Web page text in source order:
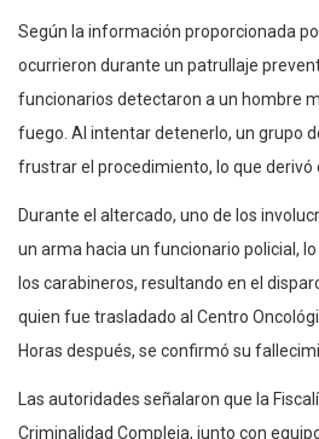
Según la información proporcionada
ocurrieron durante un patrullaje
funcionarios detectaron a un hombre
fuego. Al intentar detenerlo, un grupo
frustrar el procedimiento, lo que derivó
Durante el altercado, uno de los
un arma hacia un funcionario policial,
los carabineros, resultando en el
quien fue trasladado al Centro
Horas después, se confirmó su
Las autoridades señalaron que la
Criminalidad Compleja, junto con